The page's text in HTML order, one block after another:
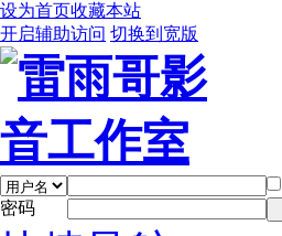
设为首页收藏本站
开启辅助访问 切换到宽版
密码